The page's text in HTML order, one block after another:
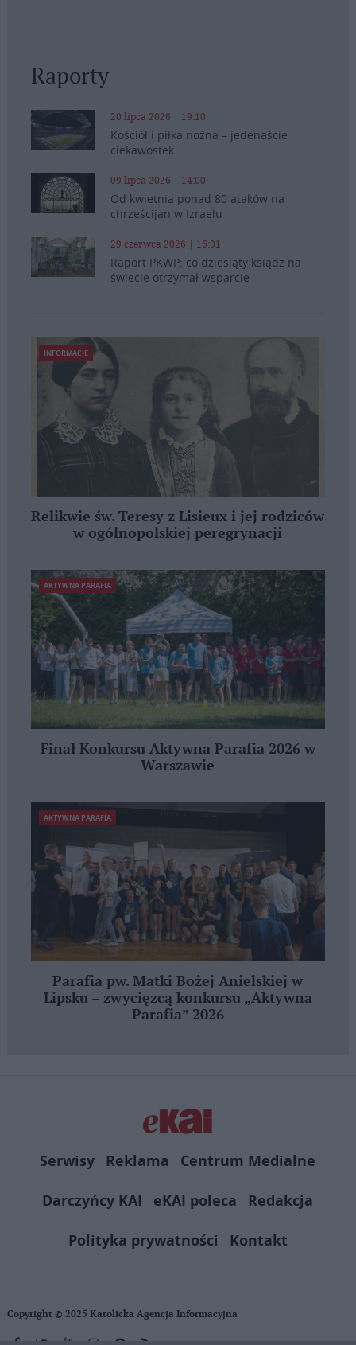
Raporty
20 lipca 2026 | 19:10
Kościół i piłka nożna – jedenaście
ciekawostek
09 lipca 2026 | 14:00
Od kwietnia ponad 80 ataków na
chrześcijan w Izraelu
29 czerwca 2026 | 16:01
Raport PKWP: co dziesiąty ksiądz na
świecie otrzymał wsparcie
INFORMACJE
Relikwie św. Teresy z Lisieux i jej rodziców
w ogólnopolskiej peregrynacji
AKTYWNA PARAFIA
Finał Konkursu Aktywna Parafia 2026 w
Warszawie
AKTYWNA PARAFIA
Parafia pw. Matki Bożej Anielskiej w
Lipsku – zwycięzcą konkursu „Aktywna
Parafia” 2026
Serwisy Reklama
Centrum Medialne
Darczyńcy KAI
eKAI poleca
Redakcja
Polityka prywatności
Kontakt
Copyright © 2025 Katolicka Agencja Informacyjna